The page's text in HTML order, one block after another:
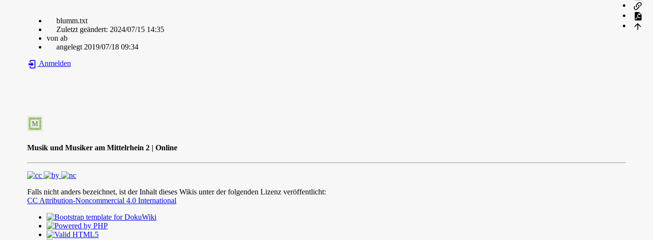
blumm.txt
Zuletzt geändert: 2024/07/15 14:35
von ab
angelegt 2019/07/18 09:34
Anmelden
Musik und Musiker am Mittelrhein 2 | Online
Falls nicht anders bezeichnet, ist der Inhalt dieses Wikis unter der folgenden Lizenz veröffentlicht:
CC Attribution-Noncommercial 4.0 International